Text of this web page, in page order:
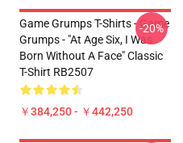
Game Grumps T-Shirts - Game
Grumps - "At Age Six, I Was
Born Without A Face" Classic
T-Shirt RB2507
￥384,250 - ￥442,250
-20%